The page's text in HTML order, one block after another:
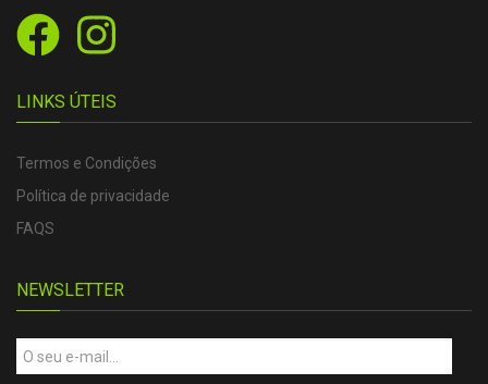
LINKS ÚTEIS
Termos e Condições
Política de privacidade
FAQS
NEWSLETTER